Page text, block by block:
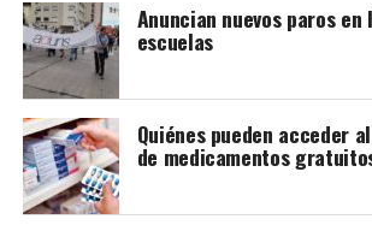
Anuncian nuevos paros en
escuelas
Quiénes pueden acceder
de medicamentos